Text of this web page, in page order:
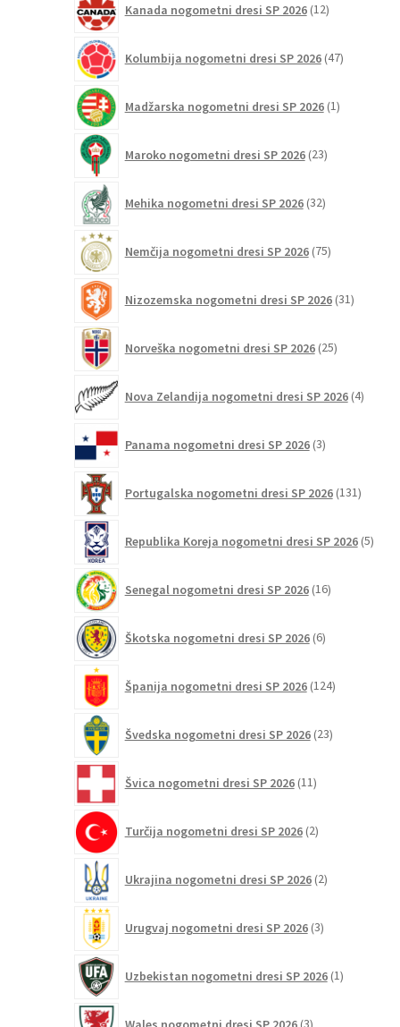
Kanada nogometni dresi SP 2026 12izdelkov
Kolumbija nogometni dresi SP 2026 47izdelkov
Madžarska nogometni dresi SP 2026 1izdelek
Maroko nogometni dresi SP 2026 23izdelkov
Mehika nogometni dresi SP 2026 32izdelkov
Nemčija nogometni dresi SP 2026 75izdelkov
Nizozemska nogometni dresi SP 2026 31izdelkov
Norveška nogometni dresi SP 2026 25izdelkov
Nova Zelandija nogometni dresi SP 2026 4izdelki
Panama nogometni dresi SP 2026 3izdelki
Portugalska nogometni dresi SP 2026 131
Republika Koreja nogometni dresi SP 2026 5
Senegal nogometni dresi SP 2026 16izdelkov
Škotska nogometni dresi SP 2026 6izdelkov
Španija nogometni dresi SP 2026 124izdelkov
Švedska nogometni dresi SP 2026 23izdelkov
Švica nogometni dresi SP 2026 11izdelkov
Turčija nogometni dresi SP 2026 2izdelka
Ukrajina nogometni dresi SP 2026 2izdelka
Urugvaj nogometni dresi SP 2026 3izdelki
Uzbekistan nogometni dresi SP 2026 1izdelek